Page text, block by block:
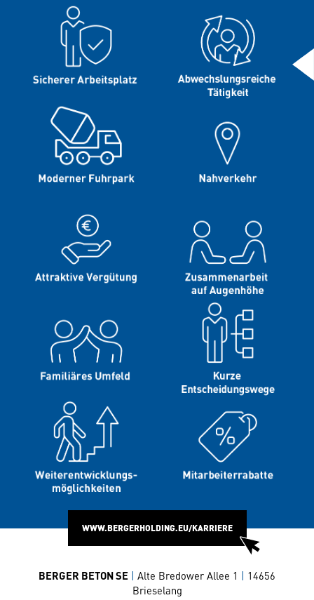
WWW.BERGERHOLDING.EU/KARRIERE
BERGER BETON SE | Alte Bredower Allee 1 | 14656
Brieselang